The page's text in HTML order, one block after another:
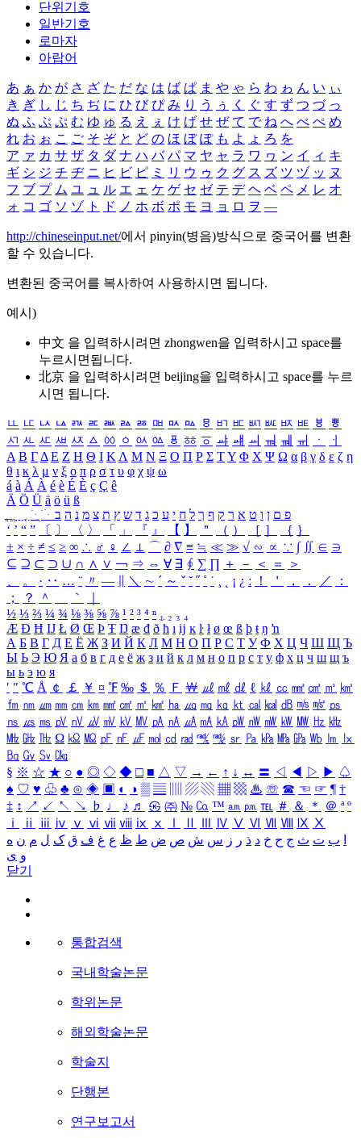
단위기호
일반기호
로마자
아랍어
あ ぁ か が さ ざ た だ な は ば ぱ ま や ゃ ら わ ゎ ん い ぃ
き ぎ し じ ち ぢ に ひ び ぴ み り う ぅ く ぐ す ず つ づ っ
ぬ ふ ぶ ぷ む ゆ ゅ る え ぇ け げ せ ぜ て で ね へ べ ぺ め
れ お ぉ こ ご そ ぞ と ど の ほ ぼ ぽ も よ ょ ろ を
ア ァ カ サ ザ タ ダ ナ ハ バ パ マ ヤ ャ ラ ワ ヮ ン イ ィ キ
ギ シ ジ チ ヂ ニ ヒ ビ ピ ミ リ ウ ゥ ク グ ス ズ ツ ヅ ッ ヌ
フ ブ プ ム ユ ュ ル エ ェ ケ ゲ セ ゼ テ デ ヘ ベ ペ メ レ オ
ォ コ ゴ ソ ゾ ト ド ノ ホ ボ ポ モ ヨ ョ ロ ヲ ―
http://chineseinput.net/에서 pinyin(병음)방식으로 중국어를 변환
할 수 있습니다.
변환된 중국어를 복사하여 사용하시면 됩니다.
예시)
中文 을 입력하시려면 zhongwen을 입력하시고 space를
누르시면됩니다.
北京 을 입력하시려면 beijing을 입력하시고 space를 누르
시면 됩니다.
ㅥ ㅦ ㅧ ㅨ ㅩ ㅪ ㅫ ㅬ ㅭ ㅮ ㅯ ㅰ ㅱ ㅲ ㅳ ㅴ ㅵ ㅶ ㅷ ㅸ
ㅹ
ㅺ ㅻ ㅼ ㅽ ㅾ ㅿ ㆀ ㆁ ㆂ ㆃ ㆄ ㆅ ㆆ ㆇ ㆈ ㆉ ㆊ ㆋ ㆌ ㆍ
ㆎ
Α Β ΓΔ Ε Ζ Η Θ Ι ΚΛ Μ Ν Ξ Ο Π Ρ Σ ΤΥ Φ Χ Ψ Ω α β γ δ ε ζ η
θ ι κ λ μ ν ξ ο π ρ σ τ υ φ χ ψ ω
á à Á À é è É È ç Ç ê
Ä Ö Ü ä ö ü ß
ִֶֹ ֻּ ׁׂ פ ם ן ו ט א ר ק ף ך ל ח י ע כ ג ד ש ץ ת צ מ נ ה ב
‘ ’ “ ” 〔 〕 〈 〉 「 」 『 』 【 】 ＂ （ ） ［ ］ ｛ ｝
± × ÷ ≠ ≤ ≥ ∞ ∴ ♂ ♀ ∠ ⊥ ⌒ ∂ ∇ ≡ ≒ ≪ ≫ √ ∽ ∝ ∵ ∫ ∬ ∈ ∋
⊆ ⊇ ⊂ ⊃ ∪ ∩ ∧ ∨ ￢ ⇒ ⇔ ∀ ∃ ∮ ∑ ∏ ＋ － ＜ ＝
＞
、
。 · ‥ … ¨ 〃 ― ＼ ∼ ´ ～ ˇ ˘ ˝ ˚ ˙ ¸ ¡ ¿ ː ！ ＇ ， ． ／
：
；
？ ＾ ｀
½ ⅓ ⅔ ¼ ¾ ⅛ ⅜ ⅝ ⅞ ¹ ² ³ ⁴ ⁿ ₁ ₂ ₃ ₄
Æ Ð Ħ Ĳ Ł Ø Œ Þ Ŧ Ŋ æ đ ð ħ ı ĳ ĸ ŀ ł ø œ ß þ ŧ ŋ ŉ
А Б В Г Д Е Ё Ж З И Й К Л М Н О П Р С Т У Ф Х Ц Ч Ш Щ Ъ
Ы Ь Э Ю Я а б в г д е ё ж з и й к л м н о п р с т у ф х ц ч ш щ ъ
ы ь э ю я
′ ″ ℃ Å ￠ ￡ ￥ ¤ ℉ ‰ ＄ ％ Ｆ ￦ ㎕ ㎖ ㎗ ℓ ㎘ ㏄ ㎣ ㎤ ㎥ ㎦
㎙ ㎚ ㎛ ㎜ ㎝ ㎞ ㎟ ㎠ ㎡ ㎢ ㏊ ㎍ ㎎ ㎏ ㏏ ㎈ ㎉ ㏈ ㎧ ㎨ ㎰
㎱ ㎲ ㎳ ㎴ ㎵ ㎶ ㎷ ㎸ ㎹ ㎀ ㎁ ㎂ ㎃ ㎄ ㎺ ㎻ ㎽ ㎾ ㎿ ㎐ ㎑
㎒ ㎓ ㎔ Ω ㏀ ㏁ ㎊ ㎋ ㎌ ㏖ ㏅ ㎭ ㎮ ㎯ ㏛ ㎩ ㎪ ㎫ ㎬ ㏝ ㏐
㏓
㏃ ㏉ ㏜ ㏆
§ ※ ☆ ★ ○ ● ◎ ◇ ◆ □ ■ △ ▽ → ← ↑ ↓ ↔ 〓 ◁ ◀ ▷ ▶ ♤
♠ ♡ ♥ ♧ ♣ ⊙ ◈ ▣ ◐ ◑ ▒ ▤ ▨ ▧ ▦ ▩ ♨ ☏ ☎ ☜ ☞ ¶ †
‡ ↕ ↗ ↙ ↖ ↘ ♭ ♩ ♪ ♬ ㉿ ㈜ № ㏇ ™ ㏂ ㏘ ℡ ＃ ＆ ＊ ＠ ª º
ⅰ
ⅱ ⅲ ⅳ ⅴ ⅵ ⅶ ⅷ ⅸ ⅹ Ⅳ Ⅴ Ⅵ Ⅶ Ⅷ Ⅸ Ⅹ
ب ت ث ج ح خ د ذ ر ز س ش ص ض ط ظ ع غ ف ق ک ل م ن ه
و ی
닫기
통합검색
국내학술논문
학위논문
해외학술논문
학술지
단행본
연구보고서